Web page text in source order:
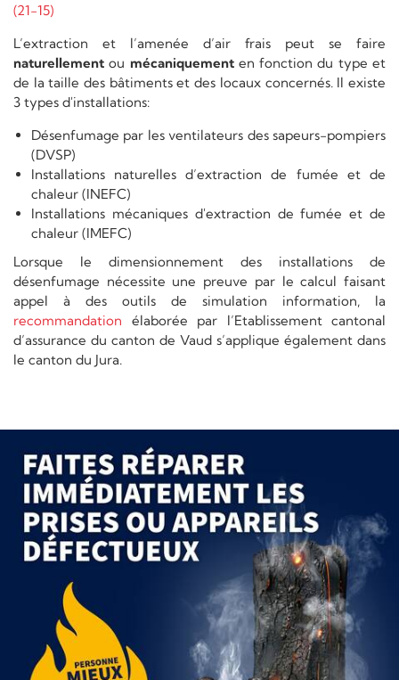
(21-15)
L’extraction et l’amenée d’air frais peut se faire
naturellement ou mécaniquementen fonction du type et
de la taille des bâtiments et des locaux concernés. Il existe
3 types d'installations:
Désenfumage par les ventilateurs des sapeurs-pompiers
(DVSP)
Installations naturelles d’extraction de fumée et de
chaleur (INEFC)
Installations mécaniques d'extraction de fumée et de
chaleur (IMEFC)
Lorsque le dimensionnement des installations de
désenfumage nécessite une preuve par le calcul faisant
appel à des outils de simulation information, la
recommandation élaborée par l’Etablissement cantonal
d’assurance du canton de Vaud s’applique également dans
le canton du Jura.